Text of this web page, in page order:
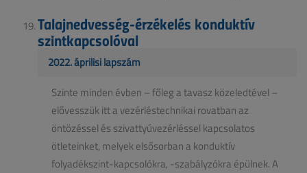
Talajnedvesség-érzékelés konduktív
szintkapcsolóval
2022. áprilisi lapszám
Szinte minden évben – főleg a tavasz közeledtével –
elővesszük itt a vezérléstechnikai rovatban az
öntözéssel és szivattyúvezérléssel kapcsolatos
ötleteinket, melyek elsősorban a konduktív
folyadékszint-kapcsolókra, -szabályzókra épülnek. A